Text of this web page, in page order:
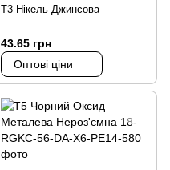
Т3 Нікель Джинсова
43.65 грн
Оптові ціни